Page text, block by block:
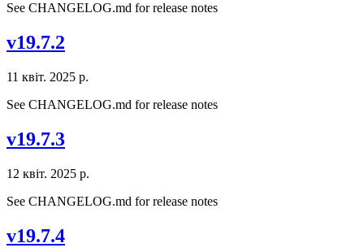
See CHANGELOG.md for release notes
v19.7.2
11 квіт. 2025 р.
See CHANGELOG.md for release notes
v19.7.3
12 квіт. 2025 р.
See CHANGELOG.md for release notes
v19.7.4